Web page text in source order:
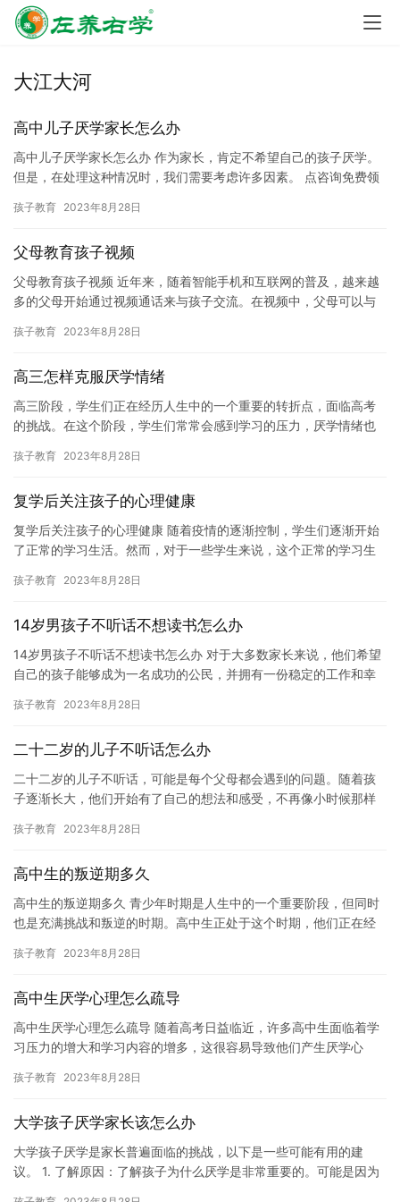
大江大河
高中儿子厌学家长怎么办
高中儿子厌学家长怎么办 作为家长，肯定不希望自己的孩子厌学。
但是，在处理这种情况时，我们需要考虑许多因素。 点咨询免费领
骤…
孩子教育 2023年8月28日
父母教育孩子视频
父母教育孩子视频 近年来，随着智能手机和互联网的普及，越来越
多的父母开始通过视频通话来与孩子交流。在视频中，父母可以与
子成…
孩子教育 2023年8月28日
高三怎样克服厌学情绪
高三阶段，学生们正在经历人生中的一个重要的转折点，面临高考
的挑战。在这个阶段，学生们常常会感到学习的压力，厌学情绪也
文将介…
孩子教育 2023年8月28日
复学后关注孩子的心理健康
复学后关注孩子的心理健康 随着疫情的逐渐控制，学生们逐渐开始
了正常的学习生活。然而，对于一些学生来说，这个正常的学习生
学…
孩子教育 2023年8月28日
14岁男孩子不听话不想读书怎么办
14岁男孩子不听话不想读书怎么办 对于大多数家长来说，他们希望
自己的孩子能够成为一名成功的公民，并拥有一份稳定的工作和幸
难，…
孩子教育 2023年8月28日
二十二岁的儿子不听话怎么办
二十二岁的儿子不听话，可能是每个父母都会遇到的问题。随着孩
子逐渐长大，他们开始有了自己的想法和感受，不再像小时候那样
是，作…
孩子教育 2023年8月28日
高中生的叛逆期多久
高中生的叛逆期多久 青少年时期是人生中的一个重要阶段，但同时
也是充满挑战和叛逆的时期。高中生正处于这个时期，他们正在经
和社…
孩子教育 2023年8月28日
高中生厌学心理怎么疏导
高中生厌学心理怎么疏导 随着高考日益临近，许多高中生面临着学
习压力的增大和学习内容的增多，这很容易导致他们产生厌学心
的心理…
孩子教育 2023年8月28日
大学孩子厌学家长该怎么办
大学孩子厌学是家长普遍面临的挑战，以下是一些可能有用的建
议。 1. 了解原因：了解孩子为什么厌学是非常重要的。可能是因为